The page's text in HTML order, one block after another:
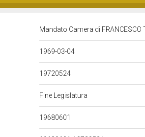
Mandato Camera di
1969-03-04
19720524
Fine Legislatura
19680601